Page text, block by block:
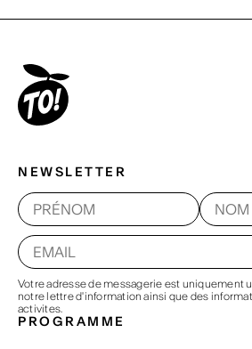
NEWSLETTER
Votre adresse de messagerie est uniquement
notre lettre d'information ainsi que des
activites.
PROGRAMME